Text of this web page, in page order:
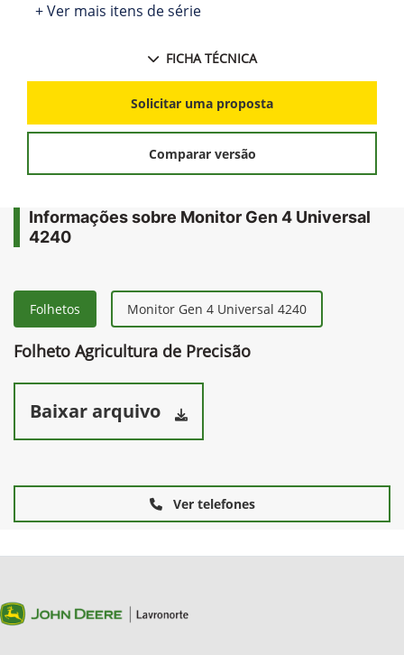
+ Ver mais itens de série
FICHA TÉCNICA
Solicitar uma proposta
Comparar versão
Informações sobre Monitor Gen 4 Universal
4240
Folhetos Monitor Gen 4 Universal 4240
Folheto Agricultura de Precisão
Baixar arquivo
Ver telefones